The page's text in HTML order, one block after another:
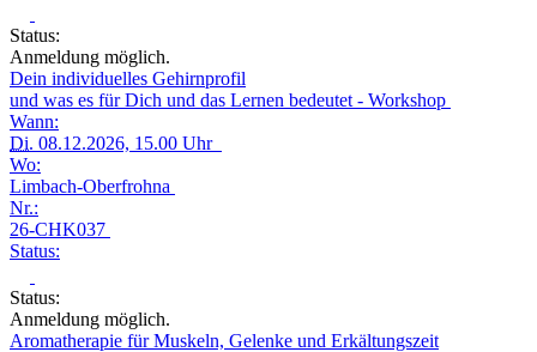
Status:
Anmeldung möglich.
Dein individuelles Gehirnprofil
und was es für Dich und das Lernen bedeutet - Workshop
Wann:
Di. 08.12.2026, 15.00 Uhr
Wo:
Limbach-Oberfrohna
Nr.:
26-CHK037
Status:
Status:
Anmeldung möglich.
Aromatherapie für Muskeln, Gelenke und Erkältungszeit